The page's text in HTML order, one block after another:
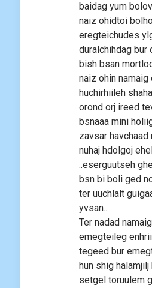
baidag yum
naiz ohidtoi
eregteichudes
duralchihdag bur
bish bsan
naiz ohin namaig
huchirhiileh
orond orj ireed
bsnaaa mini
zavsar
nuhaj hdolgoj
..eserguutseh
bsn bi boli ged
ter uuchlalt
yvsan..
Ter nadad
emegteileg
tegeed bur
hun shig halamjilj
setgel toruulem